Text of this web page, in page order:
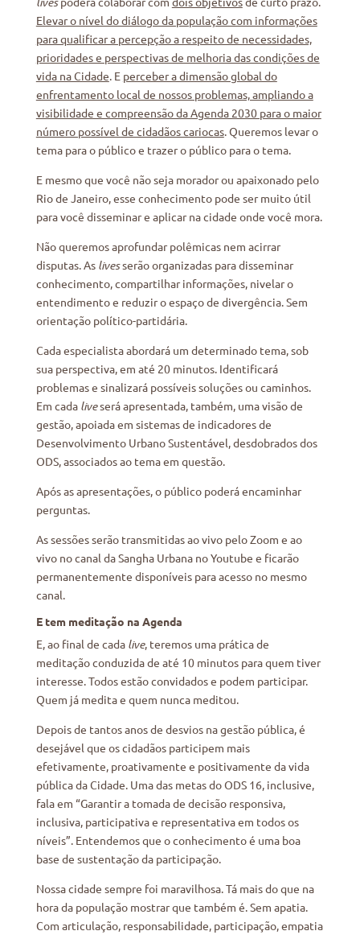
Elevar o nível do diálogo da população com informações
para qualificar a percepção a respeito de necessidades,
prioridades e perspectivas de melhoria das condições de
vida na Cidade. E perceber a dimensão global do
enfrentamento local de nossos problemas, ampliando a
visibilidade e compreensão da Agenda 2030 para o maior
número possível de cidadãos cariocas. Queremos levar o
tema para o público e trazer o público para o tema.
E mesmo que você não seja morador ou apaixonado pelo
Rio de Janeiro, esse conhecimento pode ser muito útil
para você disseminar e aplicar na cidade onde você mora.
Não queremos aprofundar polêmicas nem acirrar
disputas. As livesserão organizadas para disseminar
conhecimento, compartilhar informações, nivelar o
entendimento e reduzir o espaço de divergência. Sem
orientação político-partidária.
Cada especialista abordará um determinado tema, sob
sua perspectiva, em até 20 minutos. Identificará
problemas e sinalizará possíveis soluções ou caminhos.
Em cada liveserá apresentada, também, uma visão de
gestão, apoiada em sistemas de indicadores de
Desenvolvimento Urbano Sustentável, desdobrados dos
ODS, associados ao tema em questão.
Após as apresentações, o público poderá encaminhar
perguntas.
As sessões serão transmitidas ao vivo pelo Zoom e ao
vivo no canal da Sangha Urbana no Youtube e ficarão
permanentemente disponíveis para acesso no mesmo
canal.
E tem meditação na Agenda
E, ao final de cada live, teremos uma prática de
meditação conduzida de até 10 minutos para quem tiver
interesse. Todos estão convidados e podem participar.
Quem já medita e quem nunca meditou.
Depois de tantos anos de desvios na gestão pública, é
desejável que os cidadãos participem mais
efetivamente, proativamente e positivamente da vida
pública da Cidade. Uma das metas do ODS 16, inclusive,
fala em “Garantir a tomada de decisão responsiva,
inclusiva, participativa e representativa em todos os
níveis”. Entendemos que o conhecimento é uma boa
base de sustentação da participação.
Nossa cidade sempre foi maravilhosa. Tá mais do que na
hora da população mostrar que também é. Sem apatia.
Com articulação, responsabilidade, participação, empatia